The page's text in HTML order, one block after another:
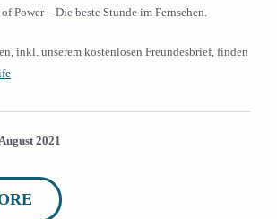
Power – Die beste Stunde im Fernsehen.
inkl. unserem kostenlosen Freundesbrief, finden
2021